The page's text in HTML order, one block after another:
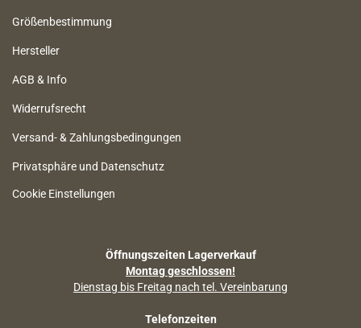
Größenbestimmung
Hersteller
AGB & Info
Widerrufsrecht
Versand- & Zahlungsbedingungen
Privatsphäre und Datenschutz
Cookie Einstellungen
Öffnungszeiten Lagerverkauf
Montag geschlossen!
Dienstag bis Freitag nach tel. Vereinbarung
Telefonzeiten